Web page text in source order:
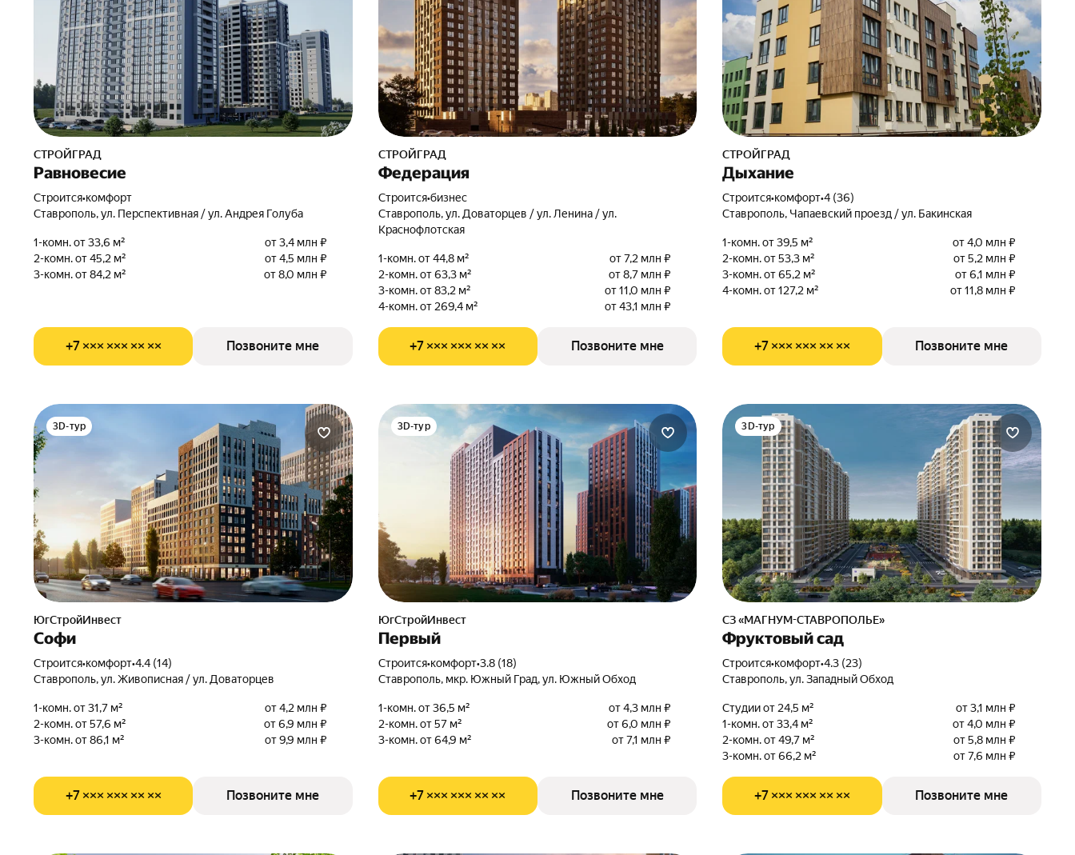
СТРОЙГРАД
Равновесие
Строится•комфорт
Ставрополь, ул. Перспективная / ул. Андрея Голуба
1-комн. от 33,6 м²
от 3,4 млн ₽
2-комн. от 45,2 м²
от 4,5 млн ₽
3-комн. от 84,2 м²
от 8,0 млн ₽
+7 ××× ××× ×× ×× Позвоните мне
СТРОЙГРАД
Федерация
Строится•бизнес
Ставрополь, ул. Доваторцев / ул. Ленина / ул.
Краснофлотская
1-комн. от 44,8 м²
от 7,2 млн ₽
2-комн. от 63,3 м²
от 8,7 млн ₽
3-комн. от 83,2 м²
от 11,0 млн ₽
4-комн. от 269,4 м²
от 43,1 млн ₽
+7 ××× ××× ×× ×× Позвоните мне
СТРОЙГРАД
Дыхание
Строится•комфорт•4 (36)
Ставрополь, Чапаевский проезд / ул. Бакинская
1-комн. от 39,5 м²
от 4,0 млн ₽
2-комн. от 53,3 м²
от 5,2 млн ₽
3-комн. от 65,2 м²
от 6,1 млн ₽
4-комн. от 127,2 м²
от 11,8 млн ₽
+7 ××× ××× ×× ×× Позвоните мне
3D-тур
ЮгСтройИнвест
Софи
Строится•комфорт•4.4 (14)
Ставрополь, ул. Живописная / ул. Доваторцев
1-комн. от 31,7 м²
от 4,2 млн ₽
2-комн. от 57,6 м²
от 6,9 млн ₽
3-комн. от 86,1 м²
от 9,9 млн ₽
+7 ××× ××× ×× ×× Позвоните мне
3D-тур
ЮгСтройИнвест
Первый
Строится•комфорт•3.8 (18)
Ставрополь, мкр. Южный Град, ул. Южный Обход
1-комн. от 36,5 м²
от 4,3 млн ₽
2-комн. от 57 м²
от 6,0 млн ₽
3-комн. от 64,9 м²
от 7,1 млн ₽
+7 ××× ××× ×× ×× Позвоните мне
3D-тур
СЗ «МАГНУМ-СТАВРОПОЛЬЕ»
Фруктовый сад
Строится•комфорт•4.3 (23)
Ставрополь, ул. Западный Обход
Студии от 24,5 м²
от 3,1 млн ₽
1-комн. от 33,4 м²
от 4,0 млн ₽
2-комн. от 49,7 м²
от 5,8 млн ₽
3-комн. от 66,2 м²
от 7,6 млн ₽
+7 ××× ××× ×× ×× Позвоните мне